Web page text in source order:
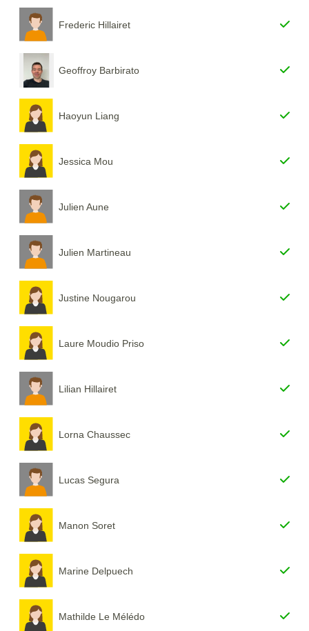
Frederic Hillairet
Geoffroy Barbirato
Haoyun Liang
Jessica Mou
Julien Aune
Julien Martineau
Justine Nougarou
Laure Moudio Priso
Lilian Hillairet
Lorna Chaussec
Lucas Segura
Manon Soret
Marine Delpuech
Mathilde Le Mélédo